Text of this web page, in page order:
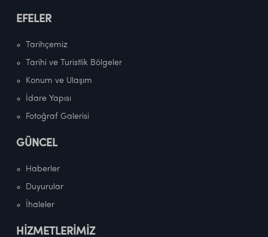
EFELER
Tarihçemiz
Tarihi ve Turistlik Bölgeler
Konum ve Ulaşım
İdare Yapısı
Fotoğraf Galerisi
GÜNCEL
Haberler
Duyurular
İhaleler
HİZMETLERİMİZ